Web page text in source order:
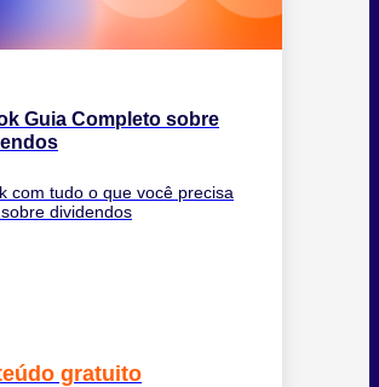
Guia Completo sobre
com tudo o que você precisa
dividendos
gratuito